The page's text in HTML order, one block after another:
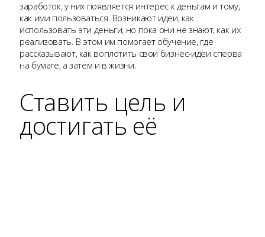
заработок, у них появляется интерес к деньгам и тому,
как ими пользоваться. Возникают идеи, как
использовать эти деньги, но пока они не знают, как их
реализовать. В этом им помогает обучение, где
рассказывают, как воплотить свои бизнес-идеи сперва
на бумаге, а затем и в жизни.
Ставить цель и
достигать её